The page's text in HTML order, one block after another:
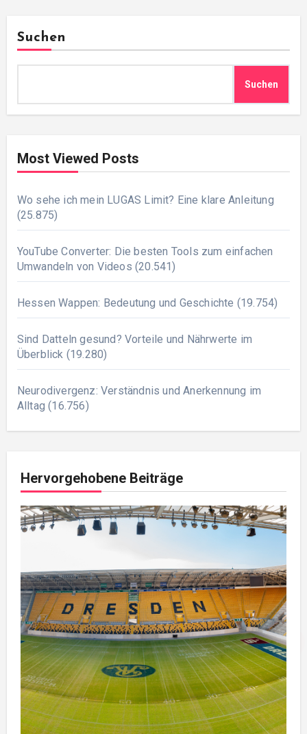
Suchen
Suchen
Most Viewed Posts
Wo sehe ich mein LUGAS Limit? Eine klare Anleitung
(25.875)
YouTube Converter: Die besten Tools zum einfachen
Umwandeln von Videos (20.541)
Hessen Wappen: Bedeutung und Geschichte (19.754)
Sind Datteln gesund? Vorteile und Nährwerte im
Überblick (19.280)
Neurodivergenz: Verständnis und Anerkennung im
Alltag (16.756)
Hervorgehobene Beiträge